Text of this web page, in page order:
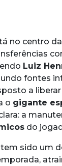
no centro
Luiz
fontes
a
o gigante
a
do
tem sido um